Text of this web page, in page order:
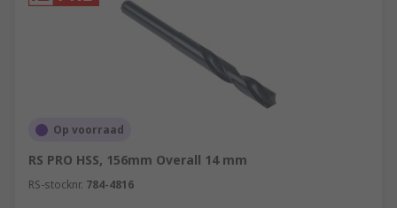
Op voorraad
RS PRO HSS, 156mm Overall 14 mm
RS-stocknr. 784-4816